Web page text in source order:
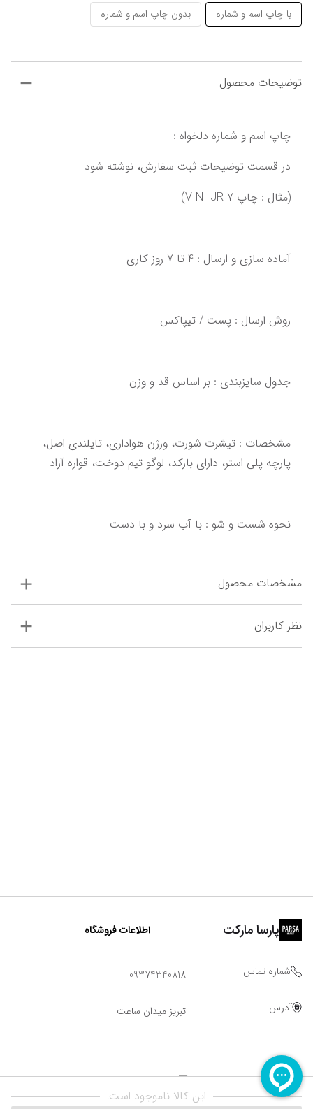
با چاپ اسم و شماره بدون چاپ اسم و شماره
توضیحات محصول
چاپ اسم و شماره دلخواه :
در قسمت توضیحات ثبت سفارش، نوشته شود
(مثال : چاپ VINI JR 7)
آماده سازی و ارسال : 4 تا 7 روز کاری‌‌‌‌‌‌
روش ارسال : پست / تیپاکس
‌پارچه پلی استر، دارای بارکد، لوگو تیم دوخت‌‌‌،‌ قواره آزاد‌‌
نحوه شست و شو : با آب سرد و با دست
مشخصات محصول
نظر کاربران
این کالا ناموجود است!
پارسا مارکت اطلاعات فروشگاه
شماره تماس 09374340818
آدرس تبریز میدان ساعت